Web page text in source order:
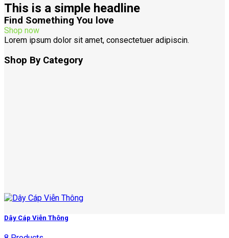
This is a simple headline
Shop now
Find Something You love
Lorem ipsum dolor sit amet, consectetuer adipiscin.
Shop By Category
Dây Cáp Viễn Thông